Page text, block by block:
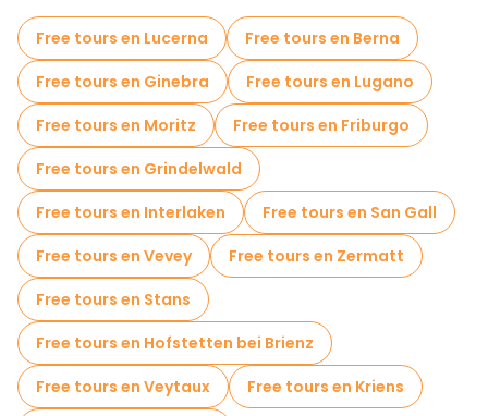
Tours fotográficos en Zurich
Cruceros en Zurich
Museos en Zurich
Free tour por el casco antiguo en Zurich
Tours de degustación locales en Zurich
Tours Navideños en Zurich
Free tours de un día en Zurich
Free tours nocturnos a pie en Zurich
Tours gastronómicos en Zurich
Free tours cerca Paradeplatz
Free tours en Lucerna
Free tours en Berna
Free tours en Ginebra
Free tours en Lugano
Free tours en Moritz
Free tours en Friburgo
Free tours en Grindelwald
Free tours en Interlaken
Free tours en San Gall
Free tours en Vevey
Free tours en Zermatt
Free tours en Stans
Free tours en Hofstetten bei Brienz
Free tours en Veytaux
Free tours en Kriens